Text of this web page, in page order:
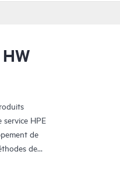
service HPE
de
de